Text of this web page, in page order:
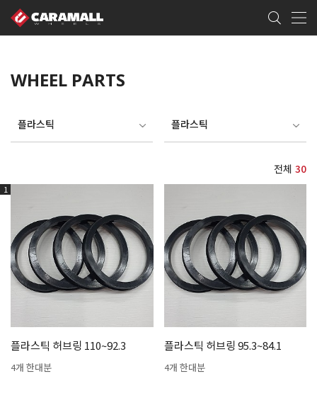
WHEEL PARTS
플라스틱 플라스틱
전체 30
1
플라스틱 허브링 110~92.3
4개 한대분
플라스틱 허브링 95.3~84.1
4개 한대분